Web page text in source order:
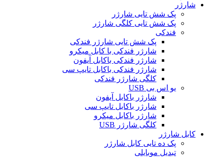
شارژر
پک شش تایی شارژر
پک شش تایی کلگی شارژر
فندکی
پک شش تایی شارژر فندکی
شارژر فندکی با کابل میکرو
شارژر فندکی باکابل آیفون
شارژر فندکی باکابل تایپ سی
کلگی شارژر فندکی
یو اس بی USB
شارژر باکابل آیفون
شارژر باکابل تایپ سی
شارژر باکابل میکرو
کلگی شارژر USB
کابل شارژر
پک ده تایی کابل شارژر
تبدیل موبایلی